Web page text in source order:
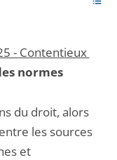
- Contentieux
normes
du droit, alors
les sources
et